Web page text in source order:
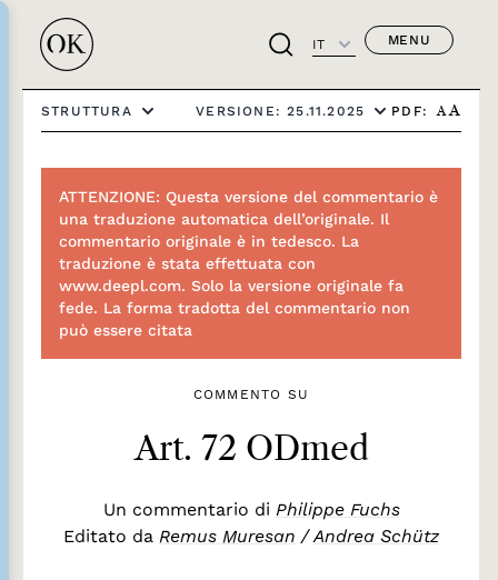
IT MENU
STRUTTURA VERSIONE: 25.11.2025 PDF: A A
ATTENZIONE: Questa versione del commentario è
una traduzione automatica dell’originale. Il
commentario originale è in tedesco. La
traduzione è stata effettuata con
www.deepl.com. Solo la versione originale fa
fede. La forma tradotta del commentario non
può essere citata
COMMENTO SU
Art. 72 ODmed
Un commentario di Philippe Fuchs
Editato da Remus Muresan /Andrea Schütz